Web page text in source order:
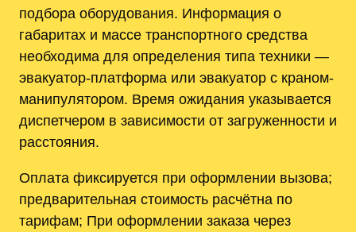
подбора оборудования. Информация о
габаритах и массе транспортного средства
необходима для определения типа техники —
эвакуатор-платформа или эвакуатор с краном-
манипулятором. Время ожидания указывается
диспетчером в зависимости от загруженности и
расстояния.
Оплата фиксируется при оформлении вызова;
предварительная стоимость расчётна по
тарифам; При оформлении заказа через